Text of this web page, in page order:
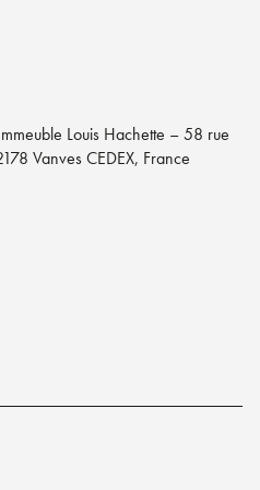
Louis Hachette – 58 rue
Vanves CEDEX, France